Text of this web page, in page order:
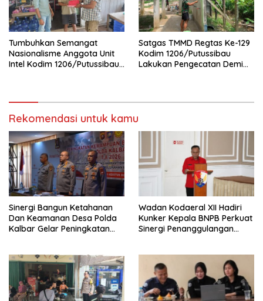
Tumbuhkan Semangat
Nasionalisme Anggota Unit
Intel Kodim 1206/Putussibau
Satgas TMMD Regtas Ke-129
Kodim 1206/Putussibau
Lakukan Pengecatan Demi
Rekomendasi untuk kamu
Sinergi Bangun Ketahanan
Dan Keamanan Desa Polda
Kalbar Gelar Peningkatan
Wadan Kodaeral XII Hadiri
Kunker Kepala BNPB Perkuat
Sinergi Penanggulangan